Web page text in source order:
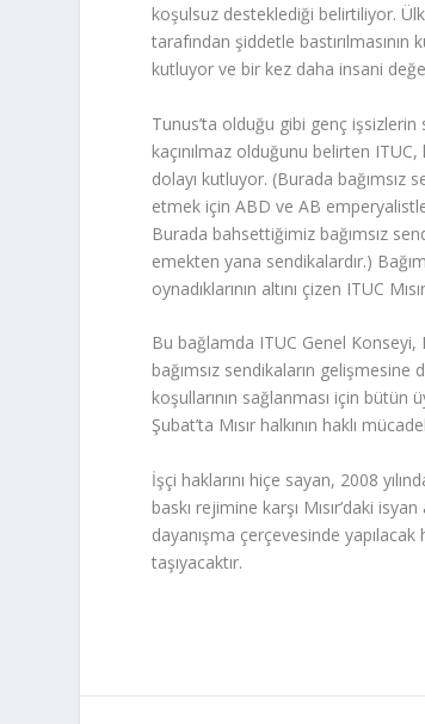
koşulsuz desteklediği belirtiliyor.
tarafından şiddetle
kutluyor ve bir kez daha insani
Tunus’ta olduğu gibi genç işsizlerin
kaçınılmaz olduğunu belirten
dolayı kutluyor. (Burada bağımsız
etmek için ABD ve AB
Burada bahsettiğimiz bağımsız
emekten yana sendikalardır.)
oynadıklarının altını çizen ITUC
Bu bağlamda ITUC Genel Konseyi,
bağımsız sendikaların
koşullarının sağlanması için bütün
Şubat’ta Mısır halkının haklı
İşçi haklarını hiçe sayan, 2008
baskı rejimine karşı Mısır’daki
dayanışma çerçevesinde yapılacak
taşıyacaktır.